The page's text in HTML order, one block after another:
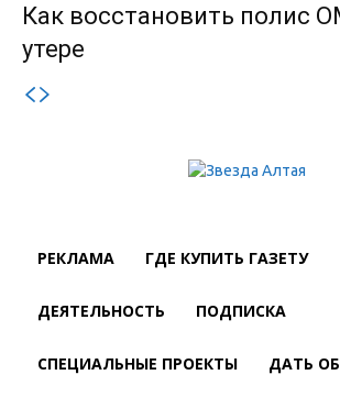
Как восстановить полис
утере
РЕКЛАМА ГДЕ КУПИТЬ ГАЗЕТУ
ДЕЯТЕЛЬНОСТЬ ПОДПИСКА
СПЕЦИАЛЬНЫЕ ПРОЕКТЫ ДАТЬ